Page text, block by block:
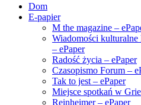
Dom
E-papier
M the magazine –
Wiadomości kulturalne
– ePaper
Radość życia – ePaper
Czasopismo Forum –
Tak to jest – ePaper
Miejsce spotkań w
Reinheimer – ePaper